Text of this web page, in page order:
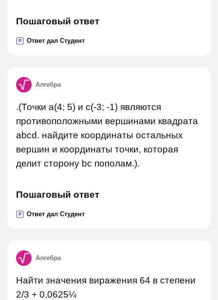
Пошаговый ответ
P Ответ дал Студент
Алгебра
.(Точки a(4; 5) и c(-3; -1) являются
противоположными вершинами квадрата
abcd. найдите координаты остальных
вершин и координаты точки, которая
делит сторону bc пополам.).
Пошаговый ответ
P Ответ дал Студент
Алгебра
Найти значения виражения 64 в степени
2/3 + 0,0625¼